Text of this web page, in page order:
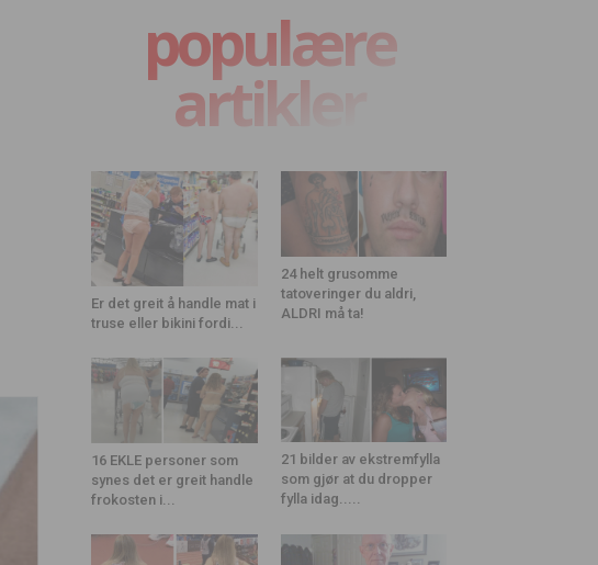
populære
artikler
Er det greit å handle mat i
truse eller bikini fordi...
24 helt grusomme
tatoveringer du aldri,
ALDRI må ta!
16 EKLE personer som
synes det er greit handle
frokosten i...
21 bilder av ekstremfylla
som gjør at du dropper
fylla idag.....